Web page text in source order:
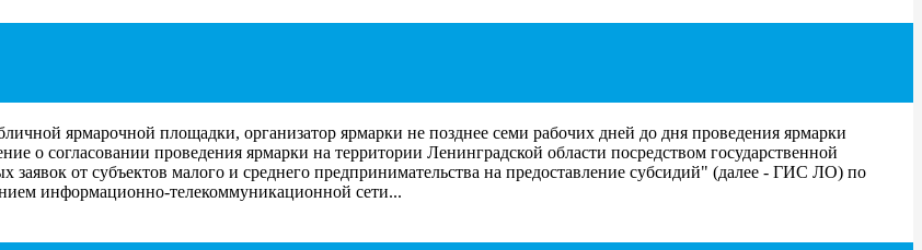
ярмарочной площадки, организатор ярмарки не позднее семи рабочих дней до дня проведения ярмарки
о согласовании проведения ярмарки на территории Ленинградской области посредством государственной
от субъектов малого и среднего предпринимательства на предоставление субсидий" (далее - ГИС ЛО) по
информационно-телекоммуникационной сети...